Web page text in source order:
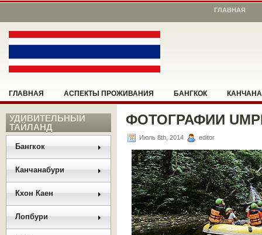
ГЛАВНАЯ
ГЛАВНАЯ АСПЕКТЫ ПРОЖИВАНИЯ БАНГКОК
НОНГ КХАЙ ПАТТАЙЯ ПОМОЖЕМ СООРИЕНТИРОВАТЬСЯ
РАЗНОЕ РУКОВОДСТВО САНГКХЛАБУРИ
УДИВИТЕЛЬНЫЙ
ТАЙЛАНД
Бангкок
Канчанабури
Кхон Каен
Лопбури
ФОТОГРАФИИ
Июль 8th, 2014 editor